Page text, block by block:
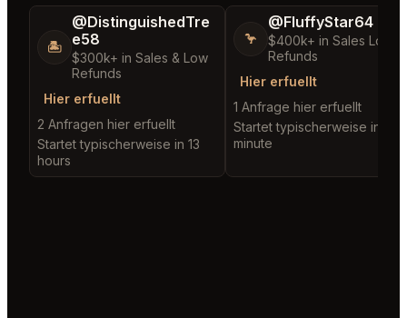
🏝️
@DistinguishedTre
e58
$300k+ in Sales & Low
Refunds
Hier erfuellt
2 Anfragen hier erfuellt
Startet typischerweise in 13
hours
🦩
@FluffyStar64
$400k+ in Sales Low
Refunds
Hier erfuellt
1 Anfrage hier erfuellt
Startet typischerweise in 1
minute